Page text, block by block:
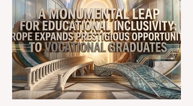
العربية التي تسعى للريادة. إن الدمج السريع
لمساعدي #الذكاء_الاصطناعي المتخصصين
والمصممين خصيصاً للمعلمين يُحدث ثورة
حقيقية في مهنة التدريس. ومن خلال الأتمتة
الناجحة للمهام الإدارية التي تستغرق وقتاً
طويلاً، تبشر هذه الأدوات المتقدمة بعصر